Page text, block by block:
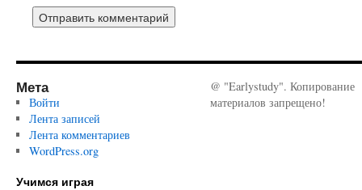
Мета
Войти
Лента записей
Лента комментариев
WordPress.org
@ "Earlystudy". Копирование
материалов запрещено!
Учимся играя